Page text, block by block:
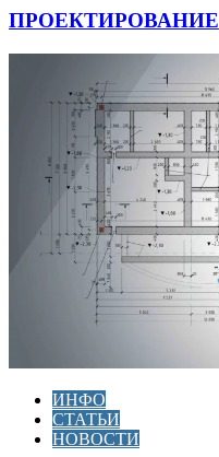
ПРОЕКТИРОВАНИЕ
ИНФО
СТАТЬИ
НОВОСТИ